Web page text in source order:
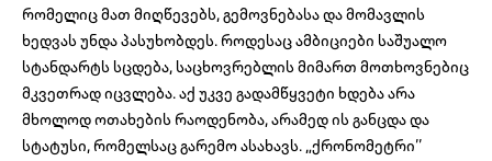
რომელიც მათ მიღწევებს, გემოვნებასა და მომავლის
ხედვას უნდა პასუხობდეს. როდესაც ამბიციები საშუალო
სტანდარტს სცდება, საცხოვრებლის მიმართ მოთხოვნებიც
მკვეთრად იცვლება. აქ უკვე გადამწყვეტი ხდება არა
მხოლოდ ოთახების რაოდენობა, არამედ ის განცდა და
სტატუსი, რომელსაც გარემო ასახავს. „ქრონომეტრი’’